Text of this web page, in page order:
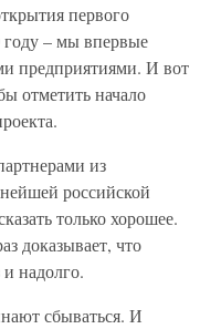
первого
– мы впервые
предприятиями. И вот
отметить начало
из
российской
только хорошее.
доказывает, что
надолго.
сбываться. И